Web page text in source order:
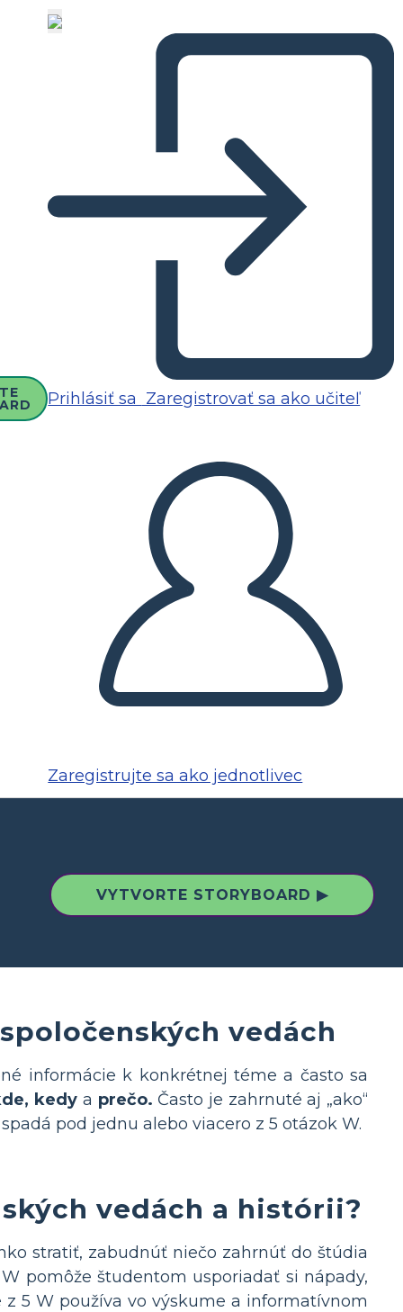
Prihlásiť sa Zaregistrovať sa ako učiteľ
Zaregistrujte sa ako jednotlivec
VYTVORTE STORYBOARD ▶
vedách
informácie k konkrétnej téme a často sa
kedy a prečo. Často je zahrnuté aj „ako“
pod jednu alebo viacero z 5 otázok W.
vedách a histórii?
stratiť, zabudnúť niečo zahrnúť do štúdia
pomôže študentom usporiadať si nápady,
5 W používa vo výskume a informatívnom